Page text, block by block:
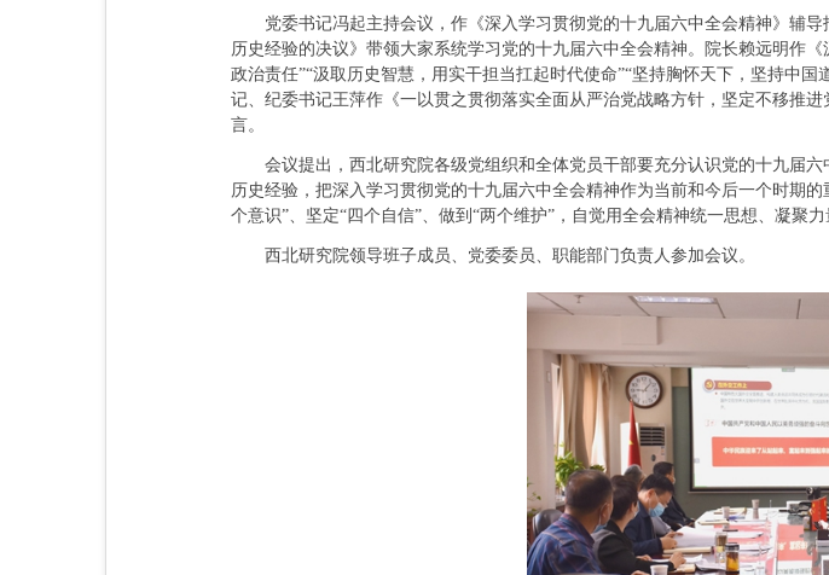
党委书记冯起主持会议，作《深入学习贯彻党的十九届六中全会精神》辅导
历史经验的决议》带领大家系统学习党的十九届六中全会精神。院长赖远明作
政治责任”“汲取历史智慧，用实干担当扛起时代使命”“坚持胸怀天下，坚持中
记、纪委书记王萍作《一以贯之贯彻落实全面从严治党战略方针，坚定不移推
言。
会议提出，西北研究院各级党组织和全体党员干部要充分认识党的十九届六
历史经验，把深入学习贯彻党的十九届六中全会精神作为当前和今后一个时期
个意识”、坚定“四个自信”、做到“两个维护”，自觉用全会精神统一思想、凝聚
西北研究院领导班子成员、党委委员、职能部门负责人参加会议。